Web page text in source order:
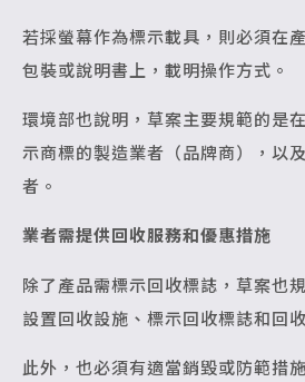
若採螢幕作為標示載具，則必須在
包裝或說明書上，載明操作方式。
環境部也說明，草案主要規範的是
示商標的製造業者（品牌商），以
者。
業者需提供回收服務和優惠措施
除了產品需標示回收標誌，草案也
設置回收設施、標示回收標誌和回
此外，也必須有適當銷毀或防範措